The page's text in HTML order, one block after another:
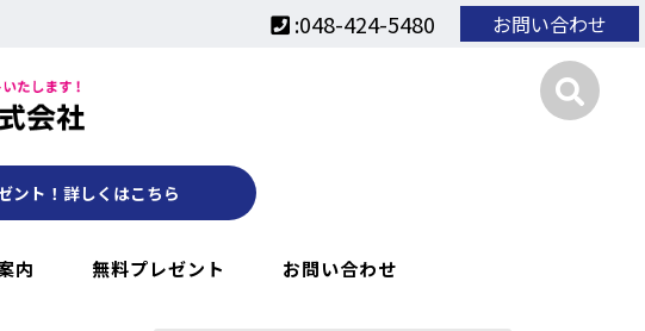
お問い合わせ
:048-424-5480
ント！詳しくはこちら
内 無料プレゼント お問い合わせ